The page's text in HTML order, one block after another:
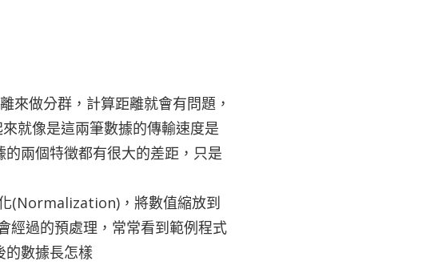
來做分群，計算距離就會有問題，
就像是這兩筆數據的傳輸速度是
兩個特徵都有很大的差距，只是
(Normalization)，將數值縮放到
經過的預處理，常常看到範例程式
的數據長怎樣